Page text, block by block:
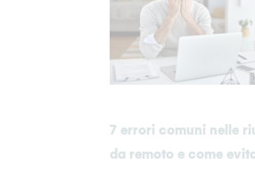
7 errori comuni nelle
da remoto e come